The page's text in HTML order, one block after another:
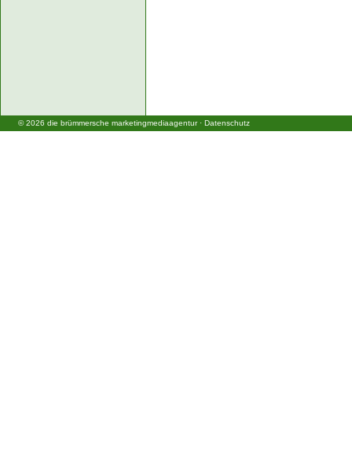
© 2026 die brümmersche marketingmediaagentur· Datenschutz